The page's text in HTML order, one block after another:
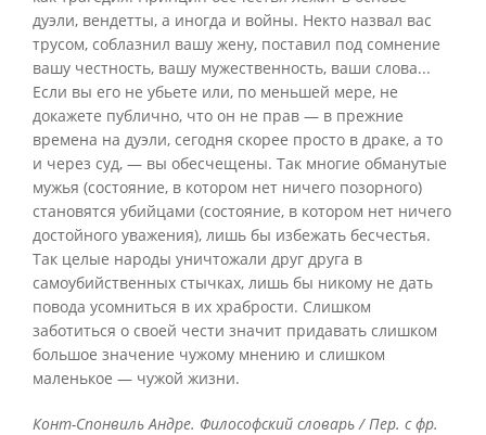
дуэли, вендетты, а иногда и войны. Некто назвал вас
трусом, соблазнил вашу жену, поставил под сомнение
вашу честность, вашу мужественность, ваши слова...
Если вы его не убьете или, по меньшей мере, не
докажете публично, что он не прав — в прежние
времена на дуэли, сегодня скорее просто в драке, а то
и через суд, — вы обесчещены. Так многие обманутые
мужья (состояние, в котором нет ничего позорного)
становятся убийцами (состояние, в котором нет ничего
достойного уважения), лишь бы избежать бесчестья.
Так целые народы уничтожали друг друга в
самоубийственных стычках, лишь бы никому не дать
повода усомниться в их храбрости. Слишком
заботиться о своей чести значит придавать слишком
большое значение чужому мнению и слишком
маленькое — чужой жизни.
Конт-Спонвиль Андре. Философский словарь / Пер. с фр.